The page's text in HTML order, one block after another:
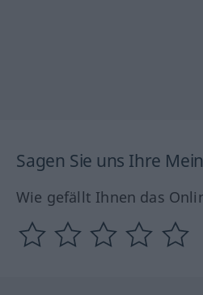
Sagen Sie uns Ihre
Wie gefällt Ihnen das